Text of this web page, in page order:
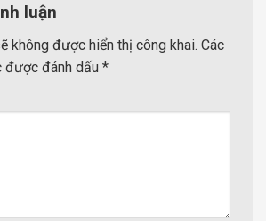
luận
không được hiển thị công khai. Các
được đánh dấu *